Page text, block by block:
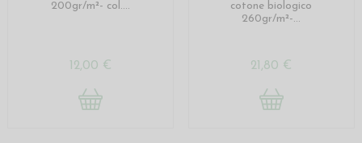
200gr/m²- col....
12,00 €
cotone biologico
260gr/m²-...
21,80 €